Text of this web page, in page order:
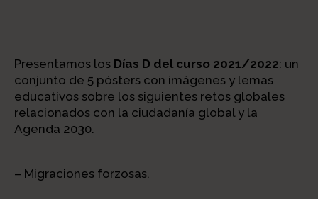
Presentamos los Días D del curso 2021/2022: un
conjunto de 5 pósters con imágenes y lemas
educativos sobre los siguientes retos globales
relacionados con la ciudadanía global y la
Agenda 2030.
– Migraciones forzosas.